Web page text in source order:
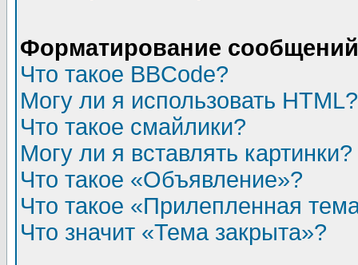
Форматирование
Что такое BBCode?
Могу ли я использовать HTML?
Что такое смайлики?
Могу ли я вставлять картинки?
Что такое «Объявление»?
Что такое «Прилепленная
Что значит «Тема закрыта»?